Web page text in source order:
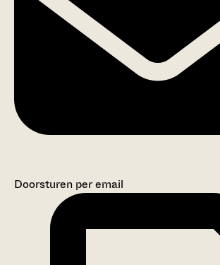
Doorsturen per email